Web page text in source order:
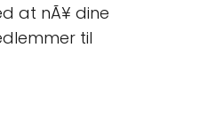
at nÃ¥ dine
til